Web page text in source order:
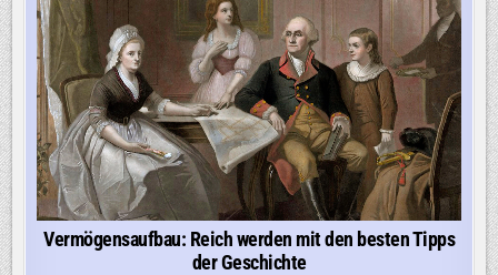
Vermögensaufbau: Reich werden mit den besten Tipps
der Geschichte